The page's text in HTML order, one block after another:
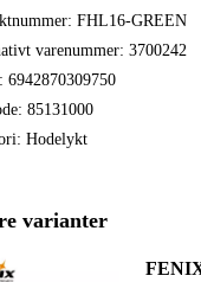
FHL16-GREEN
varenummer: 3700242
6942870309750
85131000
Hodelykt
varianter